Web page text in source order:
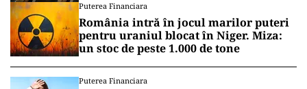
Puterea Financiara
România intră în jocul marilor puteri
pentru uraniul blocat în Niger. Miza:
un stoc de peste 1.000 de tone
Puterea Financiara